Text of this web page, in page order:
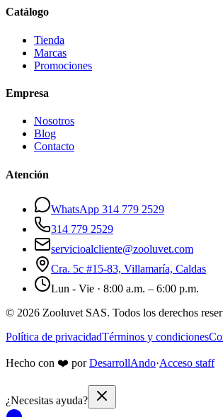
Catálogo
Tienda
Marcas
Promociones
Empresa
Nosotros
Blog
Contacto
Atención
WhatsApp 314 779 2529
314 779 2529
servicioalcliente@zooluvet.com
Cra. 5c #15-83, Villamaría, Caldas
Lun - Vie · 8:00 a.m. – 6:00 p.m.
© 2026 Zooluvet SAS. Todos los derechos
Política de privacidadTérminos y condiciones
Hecho con ❤️ por DesarrollAndo·Acceso staff
¿Necesitas ayuda?